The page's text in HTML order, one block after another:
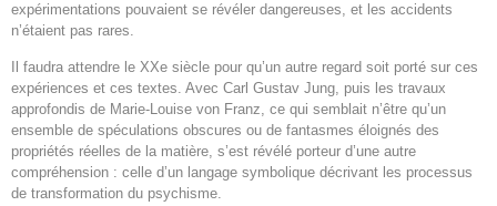
expérimentations pouvaient se révéler dangereuses, et les accidents
n’étaient pas rares.
Il faudra attendre le XXe siècle pour qu’un autre regard soit porté sur ces
expériences et ces textes. Avec Carl Gustav Jung, puis les travaux
approfondis de Marie-Louise von Franz, ce qui semblait n’être qu’un
ensemble de spéculations obscures ou de fantasmes éloignés des
propriétés réelles de la matière, s’est révélé porteur d’une autre
compréhension : celle d’un langage symbolique décrivant les processus
de transformation du psychisme.